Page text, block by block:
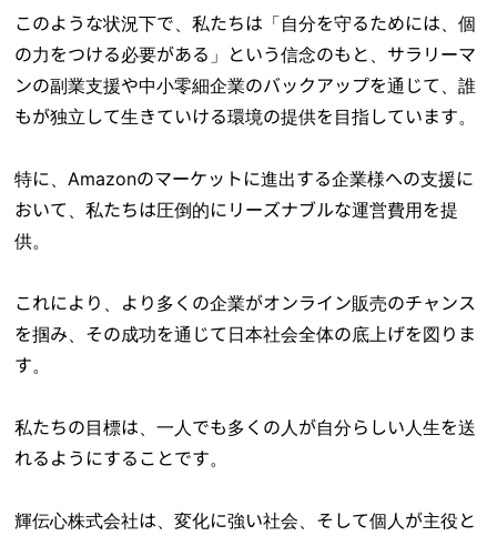
このような状況下で、私たちは「自分を守るためには、個
の力をつける必要がある」という信念のもと、サラリーマ
ンの副業支援や中小零細企業のバックアップを通じて、誰
もが独立して生きていける環境の提供を目指しています。
特に、Amazonのマーケットに進出する企業様への支援に
おいて、私たちは圧倒的にリーズナブルな運営費用を提
供。
これにより、より多くの企業がオンライン販売のチャンス
を掴み、その成功を通じて日本社会全体の底上げを図りま
す。
私たちの目標は、一人でも多くの人が自分らしい人生を送
れるようにすることです。
輝伝心株式会社は、変化に強い社会、そして個人が主役と